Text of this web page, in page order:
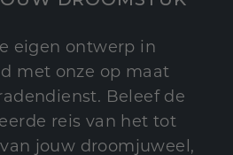
eigen ontwerp in
met onze op maat
Beleef de
reis van het tot
jouw droomjuweel,